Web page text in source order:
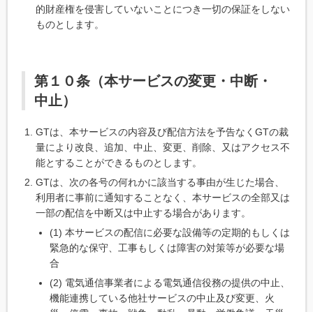
的財産権を侵害していないことにつき一切の保証をしない
ものとします。
第１０条（本サービスの変更・中断・
中止）
GTは、本サービスの内容及び配信方法を予告なくGTの裁
量により改良、追加、中止、変更、削除、又はアクセス不
能とすることができるものとします。
GTは、次の各号の何れかに該当する事由が生じた場合、
利用者に事前に通知することなく、本サービスの全部又は
一部の配信を中断又は中止する場合があります。
(1) 本サービスの配信に必要な設備等の定期的もしくは
緊急的な保守、工事もしくは障害の対策等が必要な場
合
(2) 電気通信事業者による電気通信役務の提供の中止、
機能連携している他社サービスの中止及び変更、火